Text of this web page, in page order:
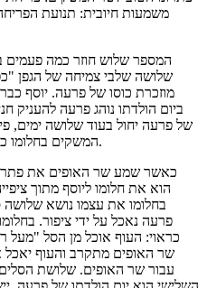
משמעות חיובית: תנועת
המספר שלוש חוזר כמה פעמים
שלושה שלבי צמיחה של הגפן
מוזכרת כוסו של פרעה. יוסף
ביום הולדתו נוהג פרעה להעניק
של פרעה יחול בעוד שלושה
המשקים בחלומו כחנינה שיקבל ביום הולדתו של פרעה.
כאשר שמע שר האופים את
הוא את חלומו ליוסף מתוך
בחלומו את עצמו נושא שלושה
פרעה נאכל על ידי ציפור.
כראוי: העוף אוכל מן הסל "מעל
שר האופים מתקרב והעוף
עבור שר האופים. שלושת